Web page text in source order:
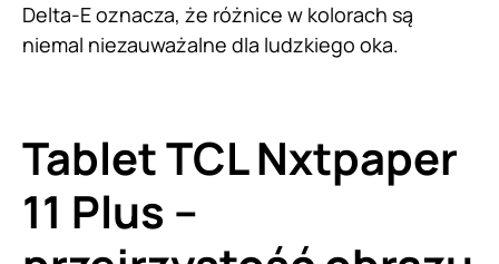
Delta-E oznacza, że różnice w kolorach są
niemal niezauważalne dla ludzkiego oka.
Tablet TCL Nxtpaper
11 Plus –